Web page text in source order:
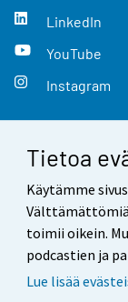
Tietoa
Käytämme
toimii oikein.
podcastien ja
Lue lisää
LinkedIn
YouTube
Instagram
Yhteystiedot
Palaute
Käyttöehdot